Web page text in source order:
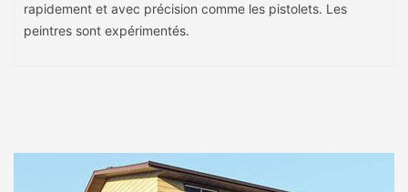
rapidement et avec précision comme les pistolets. Les
peintres sont expérimentés.